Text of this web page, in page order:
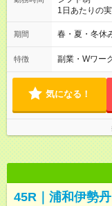
1日あたりの
2h～OK ＜シ
後帯 14:00-
ます♪
期間 春・夏・冬休
特徴 副業・Wワー
気になる！
45R｜浦和伊勢